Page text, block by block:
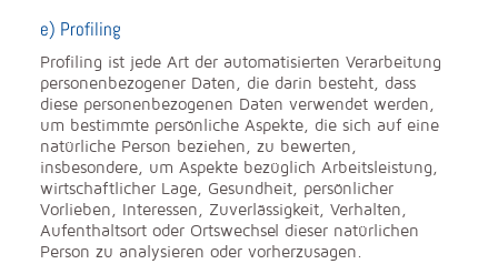
e) Profiling
Profiling ist jede Art der automatisierten Verarbeitung
personenbezogener Daten, die darin besteht, dass
diese personenbezogenen Daten verwendet werden,
um bestimmte persönliche Aspekte, die sich auf eine
natürliche Person beziehen, zu bewerten,
insbesondere, um Aspekte bezüglich Arbeitsleistung,
wirtschaftlicher Lage, Gesundheit, persönlicher
Vorlieben, Interessen, Zuverlässigkeit, Verhalten,
Aufenthaltsort oder Ortswechsel dieser natürlichen
Person zu analysieren oder vorherzusagen.